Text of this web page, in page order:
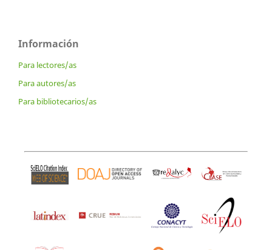
Información
Para lectores/as
Para autores/as
Para bibliotecarios/as